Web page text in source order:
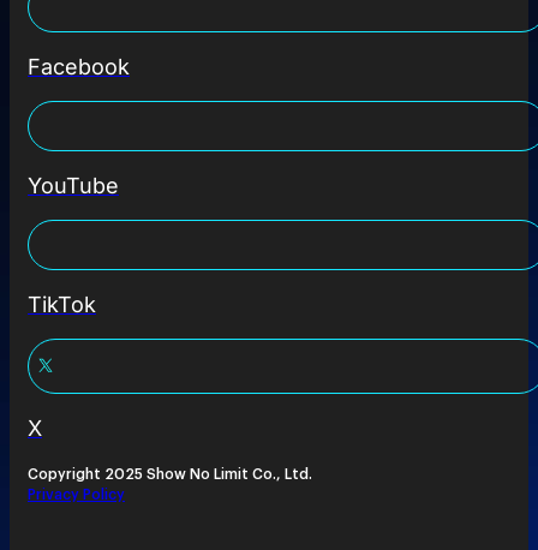
Facebook
YouTube
TikTok
X
Copyright 2025 Show No Limit Co., Ltd.
Privacy Policy